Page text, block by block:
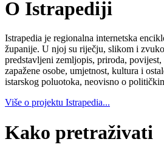
O Istrapediji
Istrapedia je regionalna internetska
županije. U njoj su riječju, slikom i
predstavljeni zemljopis, priroda, povijest,
zapažene osobe, umjetnost, kultura i
istarskog poluotoka, neovisno o
Više o projektu Istrapedia...
Kako pretraživati